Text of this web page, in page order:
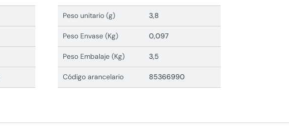
Peso unitario (g) 3,8
Peso Envase (Kg) 0,097
Peso Embalaje (Kg) 3,5
Código arancelario 85366990